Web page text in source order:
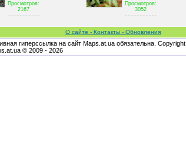
Просмотров:
2167
Просмотров:
3052
О сайте - Контакты - Обновления
гиперссылка на сайт Maps.at.ua обязательна. Copyright
© 2009 - 2026